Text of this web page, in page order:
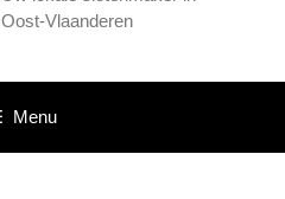
Oost-Vlaanderen
Menu